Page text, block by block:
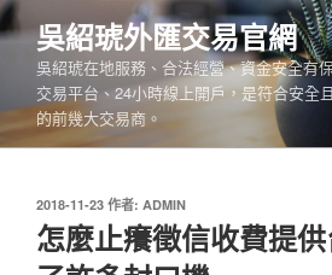
跳
至
內
吳紹琥外匯交易官網
吳紹琥在地服務、合法經營、資金安全有
交易平台、24小時線上開戶，是符合安全
的前幾大交易商。
發
佈
於
2018-11-23 作者: ADMIN
怎麼止癢徵信收費提